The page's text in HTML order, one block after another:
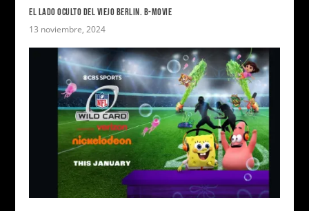
EL LADO OCULTO DEL VIEJO BERLIN. B-MOVIE
13 noviembre, 2024